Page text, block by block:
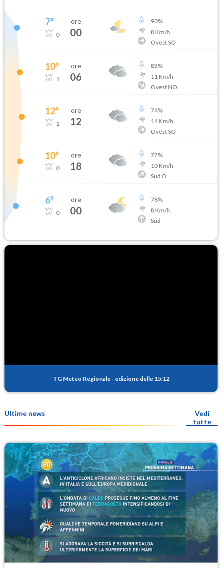
7°
0
ore
00
90%
8Km/h
Ovest SO
10°
1
ore
06
83%
11 Km/h
Ovest NO
12°
1
ore
12
74%
14Km/h
Ovest SO
10°
0
ore
18
77%
10Km/h
Sud O
6°
0
ore
00
78%
8Km/h
Sud
TG Meteo Regionale - edizione delle 15:12
Ultime news
Vedi
tutte